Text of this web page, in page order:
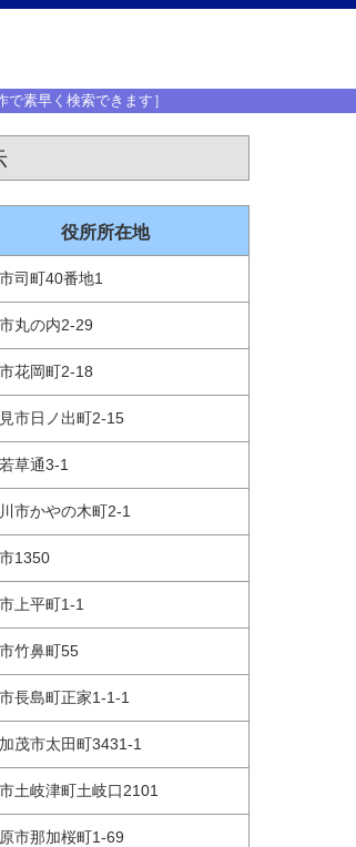
素早く検索できます］
役所所在地
司町40番地1
丸の内2-29
花岡町2-18
市日ノ出町2-15
草通3-1
市かやの木町2-1
1350
上平町1-1
竹鼻町55
長島町正家1-1-1
茂市太田町3431-1
土岐津町土岐口2101
市那加桜町1-69